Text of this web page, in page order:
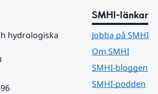
hydrologiska
SMHI-länkar
Jobba på SMHI
Om SMHI
SMHI-bloggen
SMHI-podden